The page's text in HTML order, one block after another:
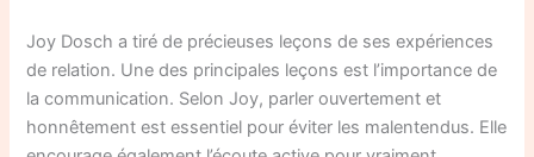
Joy Dosch a tiré de précieuses leçons de ses expériences
de relation. Une des principales leçons est l’importance de
la communication. Selon Joy, parler ouvertement et
honnêtement est essentiel pour éviter les malentendus. Elle